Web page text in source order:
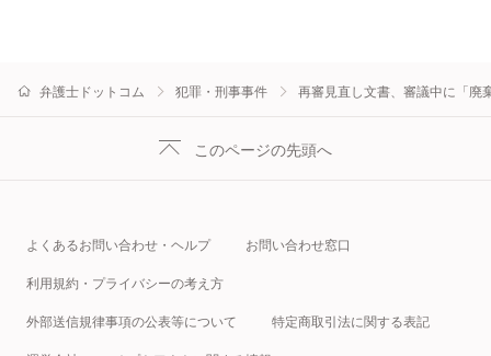
弁護士ドットコム 犯罪・刑事事件 再審見直し文書、審議中に「廃
このページの先頭へ
よくあるお問い合わせ・ヘルプ お問い合わせ窓口
利用規約・プライバシーの考え方
外部送信規律事項の公表等について 特定商取引法に関する表記